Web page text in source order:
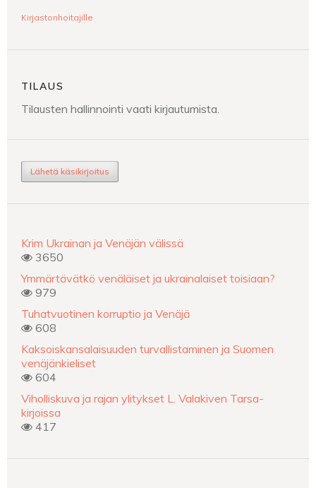
Kirjastonhoitajille
TILAUS
Tilausten hallinnointi vaati kirjautumista.
Lähetä käsikirjoitus
Krim Ukrainan ja Venäjän välissä
3650
Ymmärtävätkö venäläiset ja ukrainalaiset toisiaan?
979
Tuhatvuotinen korruptio ja Venäjä
608
Kaksoiskansalaisuuden turvallistaminen ja Suomen
venäjänkieliset
604
Viholliskuva ja rajan ylitykset L. Valakiven Tarsa-
kirjoissa
417